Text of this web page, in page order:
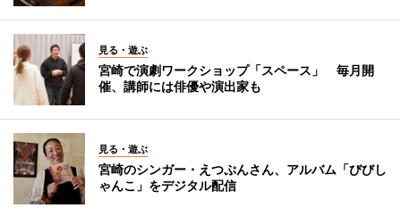
見る・遊ぶ
宮崎で演劇ワークショップ「スペース」 毎月開
催、講師には俳優や演出家も
見る・遊ぶ
宮崎のシンガー・えつぷんさん、アルバム「びびし
ゃんこ」をデジタル配信